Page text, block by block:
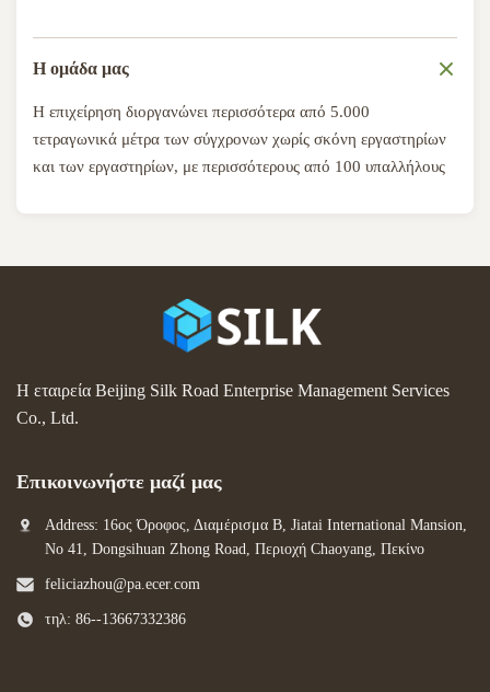
Η ομάδα μας
Η επιχείρηση διοργανώνει περισσότερα από 5.000
τετραγωνικά μέτρα των σύγχρονων χωρίς σκόνη εργαστηρίων
και των εργαστηρίων, με περισσότερους από 100 υπαλλήλους
Η εταιρεία Beijing Silk Road Enterprise Management Services
Co., Ltd.
Επικοινωνήστε μαζί μας
Address: 16ος Όροφος, Διαμέρισμα Β, Jiatai International Mansion,
No 41, Dongsihuan Zhong Road, Περιοχή Chaoyang, Πεκίνο
feliciazhou@pa.ecer.com
τηλ: 86--13667332386